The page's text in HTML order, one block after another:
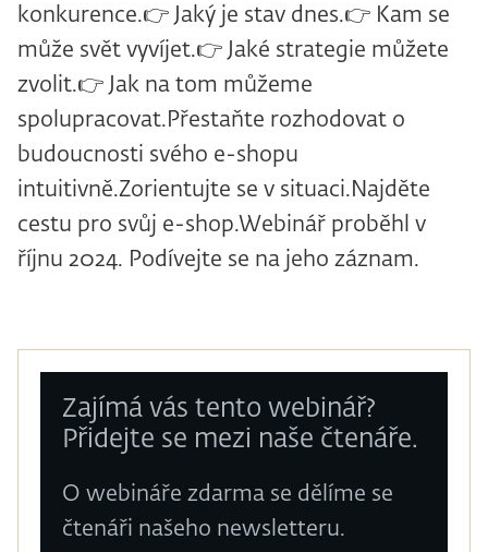
konkurence.👉 Jaký je stav dnes.👉 Kam se
může svět vyvíjet.👉 Jaké strategie můžete
zvolit.👉 Jak na tom můžeme
spolupracovat.‍Přestaňte rozhodovat o
budoucnosti svého e-shopu
intuitivně.Zorientujte se v situaci.Najděte
cestu pro svůj e-shop.Webinář proběhl v
říjnu 2024. Podívejte se na jeho záznam.
Zajímá vás tento webinář?
Přidejte se mezi naše čtenáře.
O webináře zdarma se dělíme se
čtenáři našeho newsletteru.